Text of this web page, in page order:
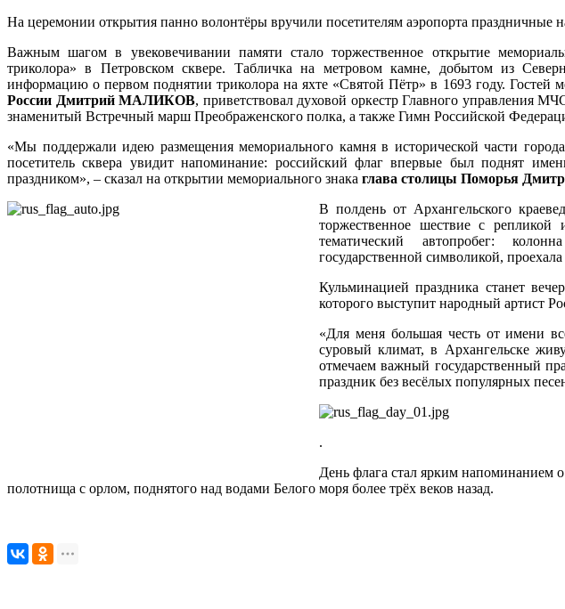
На церемонии открытия панно волонтёры вручили посетителям аэропорта праздничные
Важным шагом в увековечивании памяти стало торжественное открытие
триколора» в Петровском сквере. Табличка на метровом камне, добытом из
информацию о первом поднятии триколора на яхте «Святой Пётр» в 1693 году. Гостей
России Дмитрий МАЛИКОВ, приветствовал духовой оркестр Главного управления
знаменитый Встречный марш Преображенского полка, а также Гимн Российской
«Мы поддержали идею размещения мемориального камня в исторической части
посетитель сквера увидит напоминание: российский флаг впервые был поднят
праздником», – сказал на открытии мемориального знака глава столицы Поморья
В полдень от Архангельского
торжественное шествие с репликой
тематический автопробег:
государственной символикой,
Кульминацией праздника станет
которого выступит народный артист
«Для меня большая честь от имени
суровый климат, в Архангельске
отмечаем важный государственный
праздник без весёлых популярных
.
День флага стал ярким напоминанием
полотнища с орлом, поднятого над водами Белого моря более трёх веков назад.